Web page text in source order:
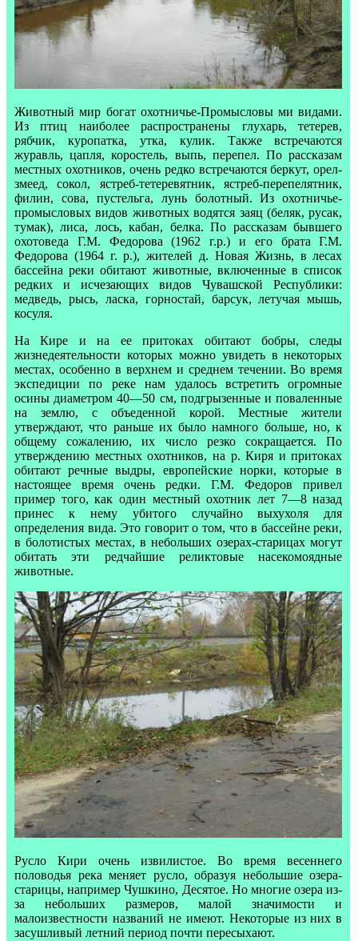
Животный мир богат охотничье-Промысловы ми видами.
Из птиц наиболее распространены глухарь, тетерев,
рябчик, куропатка, утка, кулик. Также встречаются
журавль, цапля, коростель, выпь, перепел. По рассказам
местных охотников, очень редко встречаются беркут, орел-
змеед, сокол, ястреб-тетеревятник, ястреб-перепелятник,
филин, сова, пустельга, лунь болотный. Из охотничье-
промысловых видов животных водятся заяц (беляк, русак,
тумак), лиса, лось, кабан, белка. По рассказам бывшего
охотоведа Г.М. Федорова (1962 г.р.) и его брата Г.М.
Федорова (1964 г. р.), жителей д. Новая Жизнь, в лесах
бассейна реки обитают животные, включенные в список
редких и исчезающих видов Чувашской Республики:
медведь, рысь, ласка, горностай, барсук, летучая мышь,
косуля.
На Кире и на ее притоках обитают бобры, следы
жизнедеятельности которых можно увидеть в некоторых
местах, особенно в верхнем и среднем течении. Во время
экспедиции по реке нам удалось встретить огромные
осины диаметром 40—50 см, подгрызенные и поваленные
на землю, с объеденной корой. Местные жители
утверждают, что раньше их было намного больше, но, к
общему сожалению, их число резко сокращается. По
утверждению местных охотников, на р. Киря и притоках
обитают речные выдры, европейские норки, которые в
настоящее время очень редки. Г.М. Федоров привел
пример того, как один местный охотник лет 7—8 назад
принес к нему убитого случайно выхухоля для
определения вида. Это говорит о том, что в бассейне реки,
в болотистых местах, в небольших озерах-старицах могут
обитать эти редчайшие реликтовые насекомоядные
животные.
Русло Кири очень извилистое. Во время весеннего
половодья река меняет русло, образуя небольшие озера-
старицы, например Чушкино, Десятое. Но многие озера из-
за небольших размеров, малой значимости и
малоизвестности названий не имеют. Некоторые из них в
засушливый летний период почти пересыхают.